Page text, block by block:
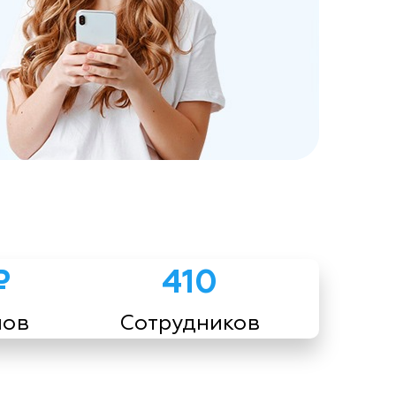
410
Сотрудников